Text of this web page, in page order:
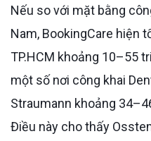
Nếu so với mặt bằng công khai trên thị trường Việt
Nam, BookingCare hiện
TP.HCM khoảng 10–55
một số nơi công khai
Straumann khoảng
Điều này cho thấy